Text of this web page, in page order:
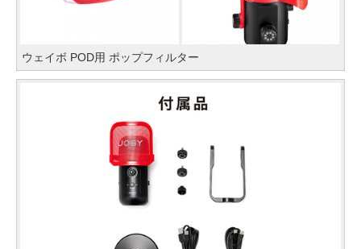
ウェイボ POD用 ポップフィルター